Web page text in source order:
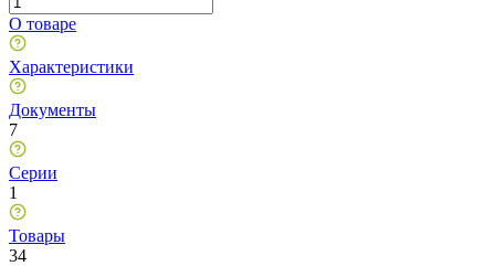
О товаре
Характеристики
Документы
7
Серии
1
Товары
34